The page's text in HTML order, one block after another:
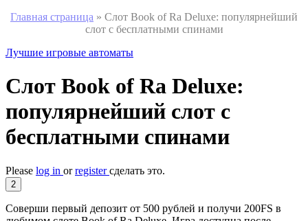
Главная страница » Слот Book of Ra Deluxe: популярнейший
слот с бесплатными спинами
Лучшие игровые автоматы
Слот Book of Ra Deluxe:
популярнейший слот с
бесплатными спинами
Please log in orregisterсделать это.
2
Соверши первый депозит от 500 рублей и получи 200FS в